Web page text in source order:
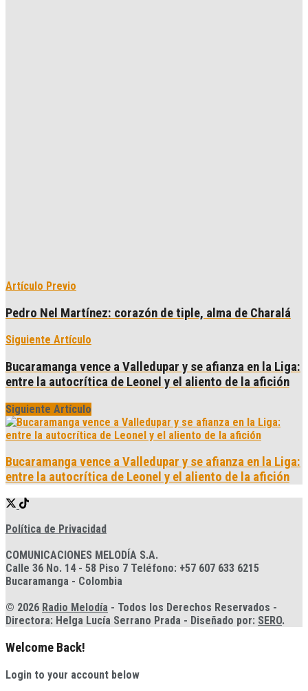
Artículo Previo
Pedro Nel Martínez: corazón de tiple, alma de Charalá
Siguiente Artículo
Bucaramanga vence a Valledupar y se afianza en la Liga:
entre la autocrítica de Leonel y el aliento de la afición
Siguiente Artículo
Bucaramanga vence a Valledupar y se afianza en la Liga:
entre la autocrítica de Leonel y el aliento de la afición
Política de Privacidad
COMUNICACIONES MELODÍA S.A.
Calle 36 No. 14 - 58 Piso 7 Teléfono: +57 607 633 6215
Bucaramanga - Colombia
© 2026 Radio Melodía - Todos los Derechos Reservados -
Directora: Helga Lucía Serrano Prada - Diseñado por: SERO.
Welcome Back!
Login to your account below